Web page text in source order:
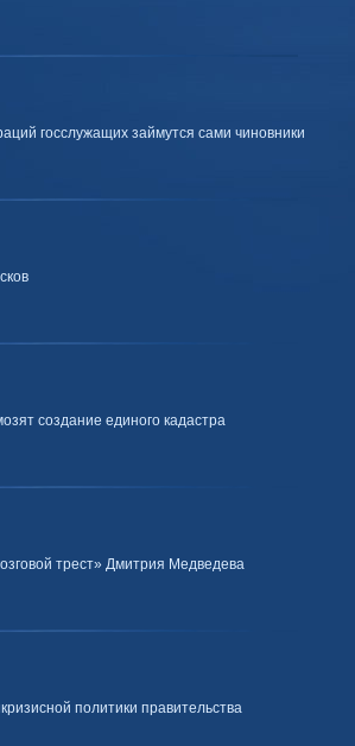
госслужащих займутся сами чиновники
создание единого кадастра
трест» Дмитрия Медведева
политики правительства